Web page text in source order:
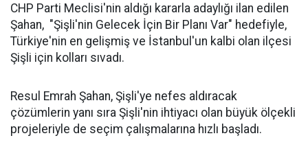
CHP Parti Meclisi'nin aldığı kararla adaylığı ilan edilen
Şahan, "Şişli'nin Gelecek İçin Bir Planı Var" hedefiyle,
Türkiye'nin en gelişmiş ve İstanbul'un kalbi olan ilçesi
Şişli için kolları sıvadı.
Resul Emrah Şahan, Şişli'ye nefes aldıracak
çözümlerin yanı sıra Şişli'nin ihtiyacı olan büyük ölçekli
projeleriyle de seçim çalışmalarına hızlı başladı.